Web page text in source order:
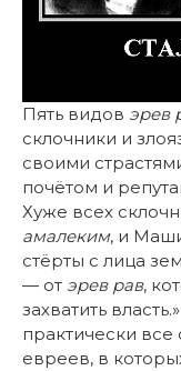
Пять видов эрев
склочники и
своими
почётом и
Хуже всех
амалеким, и
стёрты с лица
— от эрев рав,
захватить
практически
евреев, в